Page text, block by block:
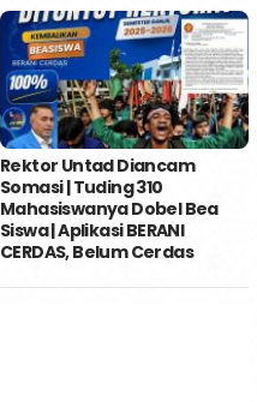
Rektor Untad Diancam
Somasi | Tuding 310
Mahasiswanya Dobel Bea
Siswa | Aplikasi BERANI
CERDAS, Belum Cerdas